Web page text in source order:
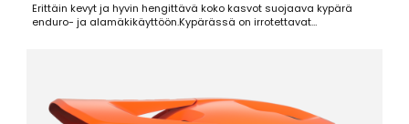
Erittäin kevyt ja hyvin hengittävä koko kasvot suojaava kypärä
enduro- ja alamäkikäyttöön.Kypärässä on irrotettavat